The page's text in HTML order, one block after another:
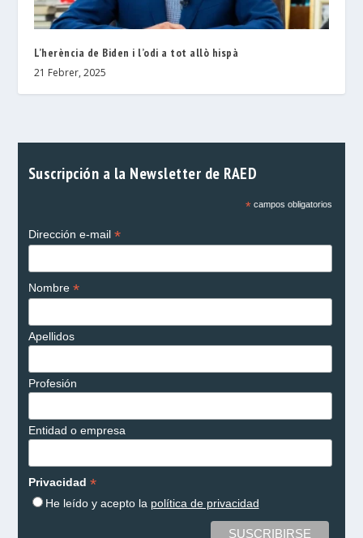
L’herència de Biden i l’odi a tot allò hispà
21 Febrer, 2025
Suscripción a la Newsletter de RAED
*campos obligatorios
Dirección e-mail *
Nombre *
Apellidos
Profesión
Entidad o empresa
Privacidad *
He leído y acepto la política de privacidad